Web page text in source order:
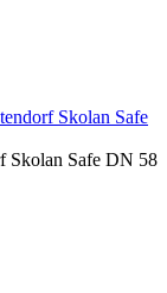
Skolan Safe
Skolan Safe DN 58